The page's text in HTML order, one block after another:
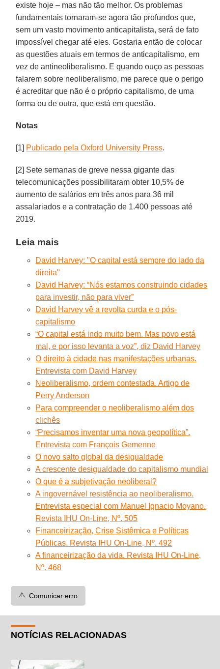
existe hoje – mas não tão melhor. Os problemas
fundamentais tornaram-se agora tão profundos que,
sem um vasto movimento anticapitalista, será de fato
impossível chegar até eles. Gostaria então de colocar
as questões atuais em termos de anticapitalismo, em
vez de antineoliberalismo. E quando ouço as pessoas
falarem sobre neoliberalismo, me parece que o perigo
é acreditar que não é o próprio capitalismo, de uma
forma ou de outra, que está em questão.
Notas
[1] Publicado pela Oxford University Press.
[2] Sete semanas de greve nessa gigante das
telecomunicações possibilitaram obter 10,5% de
aumento de salários em três anos para 36 mil
assalariados e a contratação de 1.400 pessoas até
2019.
Leia mais
David Harvey: "O capital está sempre do lado da
direita"
David Harvey: “Nós estamos construindo cidades
para investir, não para viver”
David Harvey vê a revolta curda e o pós-
capitalismo
“O capital está indo muito bem. Mas povo está
mal, e por isso levanta a voz”, diz David Harvey
O direito à cidade nas manifestações urbanas.
Entrevista com David Harvey
Neoliberalismo, ordem contestada. Artigo de
Perry Anderson
Para compreender o neoliberalismo além dos
clichês
“Precisamos inventar uma nova geopolítica”.
Entrevista com François Gemenne
O novo salto global da desigualdade
A crescente desigualdade do capitalismo mundial
O que é a subjetivação neoliberal?
A ingovernável resistência ao neoliberalismo.
Entrevista especial com Manuel Ignacio Moyano.
Revista IHU On-Line, Nº. 505
Financeirização, Crise Sistêmica e Políticas
Públicas. Revista IHU On-Line, Nº. 492
A financeirização da vida. Revista IHU On-Line,
Nº. 468
⚠️ Comunicar erro
NOTÍCIAS RELACIONADAS